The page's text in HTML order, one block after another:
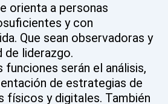
orienta a personas
y con
Que sean observadoras y
de liderazgo.
serán el análisis,
de estrategias de
físicos y digitales. También